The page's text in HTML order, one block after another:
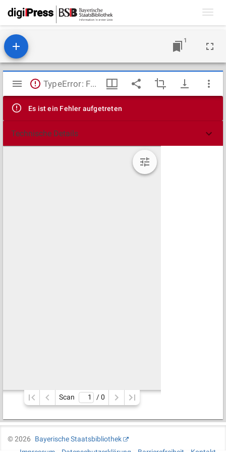
1
Mirador
Viewer
TypeError: Failed to fetch
Es ist ein Fehler aufgetreten
Technische Details
Scan / 0
©2026
Bayerische Staatsbibliothek